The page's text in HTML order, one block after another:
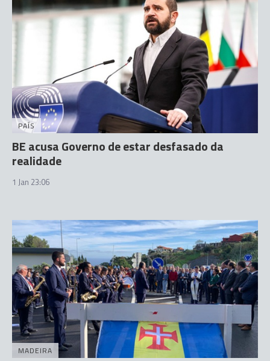
PAÍS
BE acusa Governo de estar desfasado da
realidade
1 Jan 23:06
MADEIRA